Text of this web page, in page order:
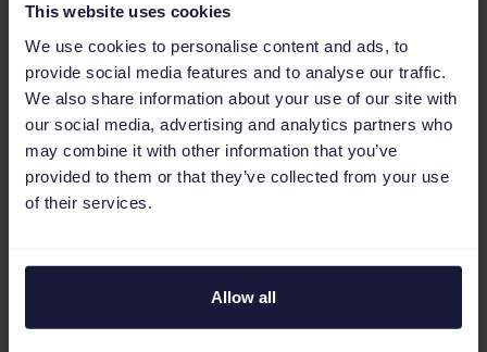
This website uses cookies
We use cookies to personalise content and ads, to
provide social media features and to analyse our traffic.
We also share information about your use of our site with
our social media, advertising and analytics partners who
may combine it with other information that you’ve
provided to them or that they’ve collected from your use
of their services.
Allow all
Shopify marketplace connect vs
Channable va oltre una semplice
connessione marketplace Shopify,